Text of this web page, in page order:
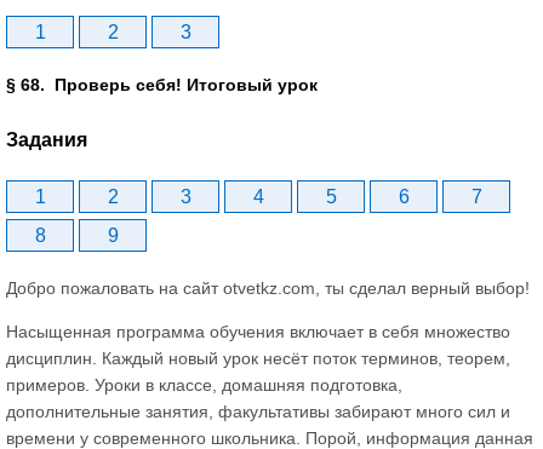
1 2 3
§ 68. Проверь себя! Итоговый урок
Задания
1 2 3 4 5 6
7
8
9
Добро пожаловать на сайт otvetkz.com, ты сделал верный выбор!
Насыщенная программа обучения включает в себя множество
дисциплин. Каждый новый урок несёт поток терминов, теорем,
примеров. Уроки в классе, домашняя подготовка,
дополнительные занятия, факультативы забирают много сил и
времени у современного школьника. Порой, информация данная